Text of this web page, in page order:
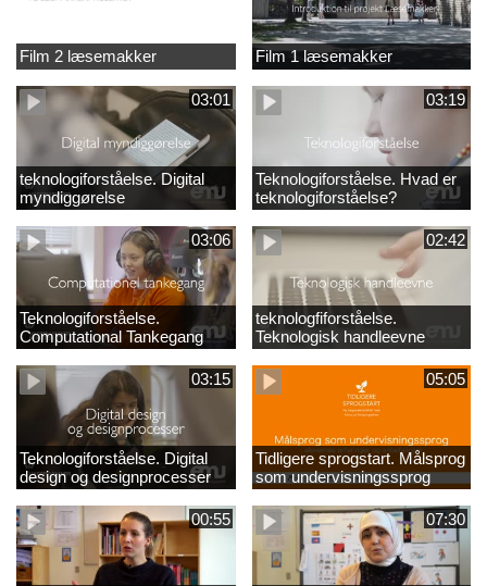
Film 2 læsemakker Film 1 læsemakker
03:01
teknologiforståelse. Digital
myndiggørelse
03:19
Teknologiforståelse. Hvad er
teknologiforståelse?
03:06
Teknologiforståelse.
Computational Tankegang
02:42
teknologfiforståelse.
Teknologisk handleevne
03:15
Teknologiforståelse. Digital
design og designprocesser
05:05
Tidligere sprogstart. Målsprog
som undervisningssprog
00:55 07:30